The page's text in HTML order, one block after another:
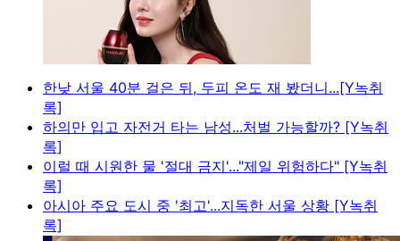
한낮 서울 40분 걸은 뒤, 두피 온도 재 봤더니...[Y녹취
록]
하의만 입고 자전거 타는 남성...처벌 가능할까? [Y녹취
록]
이럴 때 시원한 물 '절대 금지'..."제일 위험하다" [Y녹취
록]
아시아 주요 도시 중 '최고'...지독한 서울 상황 [Y녹취
록]